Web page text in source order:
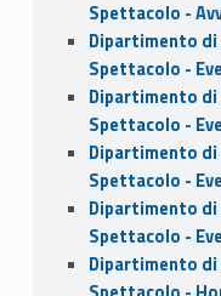
Spettacolo -
Dipartimento di
Spettacolo -
Dipartimento di
Spettacolo -
Dipartimento di
Spettacolo -
Dipartimento di
Spettacolo -
Dipartimento di